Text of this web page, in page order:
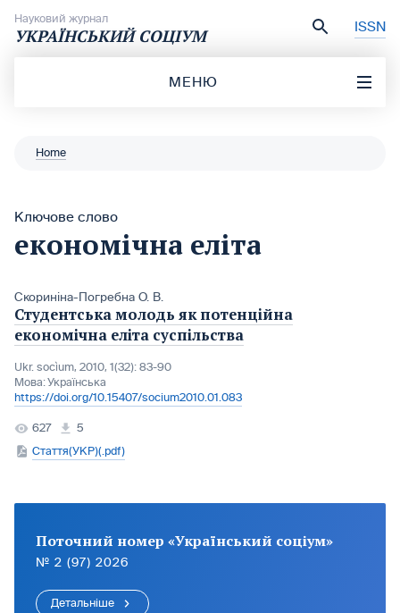
Науковий журнал
УКРАЇНСЬКИЙ СОЦІУМ ISSN
МЕНЮ
Home
Ключове слово
економічна еліта
Скориніна-Погребна О. В.
Студентська молодь як потенційна
економічна еліта суспільства
Ukr. socìum, 2010, 1(32): 83-90
Мова:Українська
https://doi.org/10.15407/socium2010.01.083
627
5
Стаття(УКР)(.pdf)
Поточний номер «Український соціум»
№ 2 (97) 2026
Детальніше